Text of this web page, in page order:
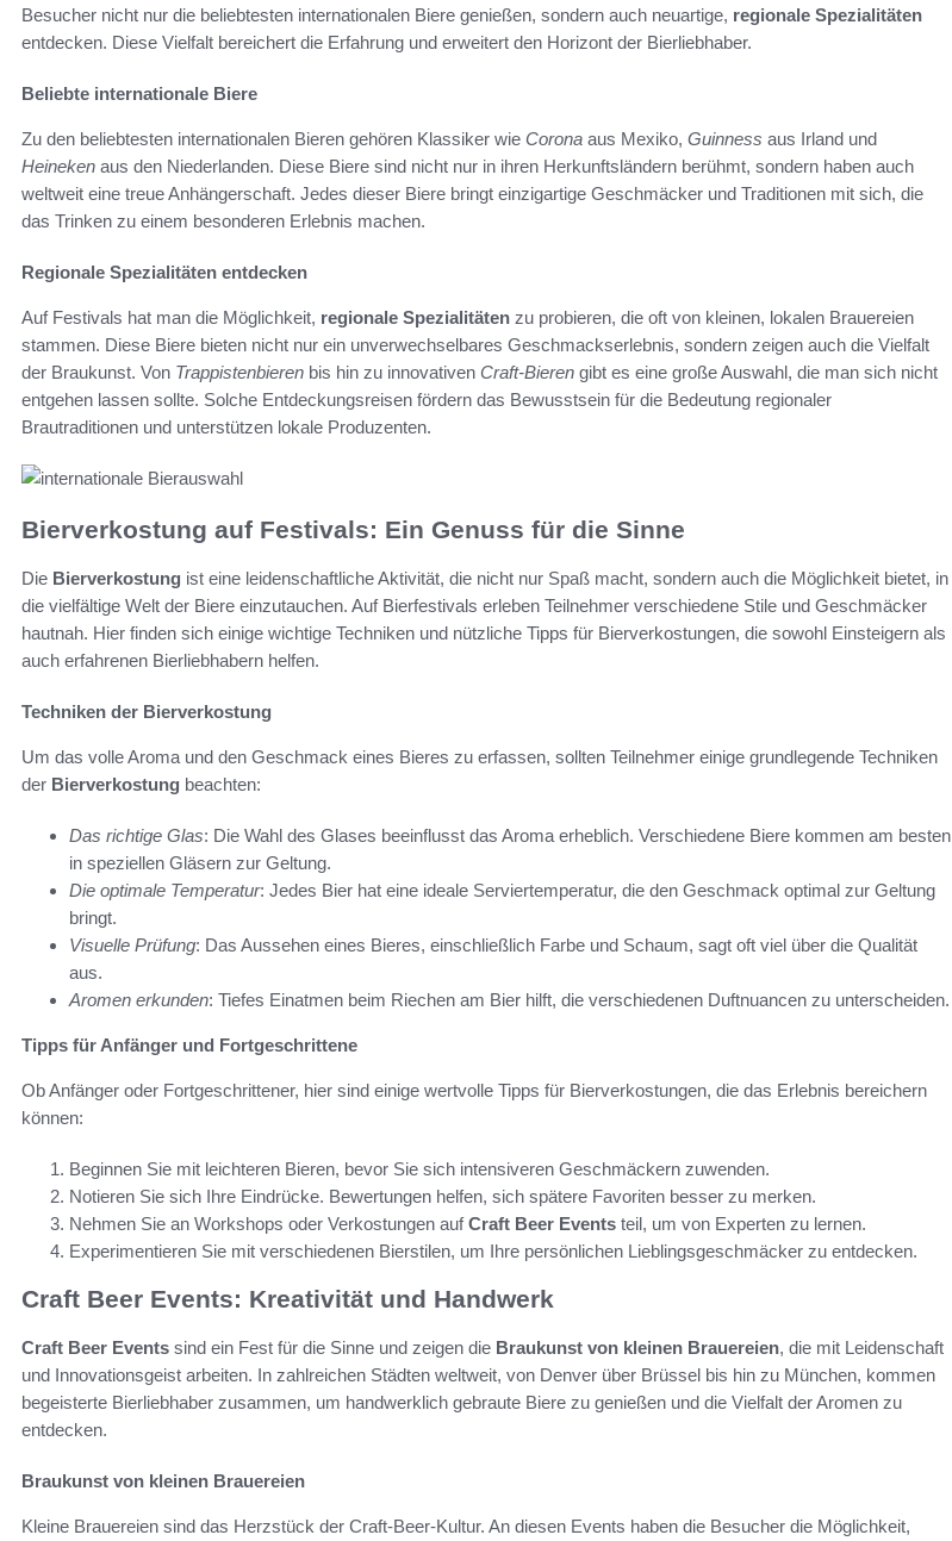
Besucher nicht nur die beliebtesten internationalen Biere genießen, sondern auch neuartige, regionale Spezialitäten
entdecken. Diese Vielfalt bereichert die Erfahrung und erweitert den Horizont der Bierliebhaber.
Beliebte internationale Biere
Zu den beliebtesten internationalen Bieren gehören Klassiker wie Corona aus Mexiko, Guinness aus Irland und
Heineken aus den Niederlanden. Diese Biere sind nicht nur in ihren Herkunftsländern berühmt, sondern haben auch
weltweit eine treue Anhängerschaft. Jedes dieser Biere bringt einzigartige Geschmäcker und Traditionen mit sich, die
das Trinken zu einem besonderen Erlebnis machen.
Regionale Spezialitäten entdecken
Auf Festivals hat man die Möglichkeit, regionale Spezialitäten zu probieren, die oft von kleinen, lokalen Brauereien
stammen. Diese Biere bieten nicht nur ein unverwechselbares Geschmackserlebnis, sondern zeigen auch die Vielfalt
der Braukunst. Von Trappistenbieren bis hin zu innovativen Craft-Bieren gibt es eine große Auswahl, die man sich nicht
entgehen lassen sollte. Solche Entdeckungsreisen fördern das Bewusstsein für die Bedeutung regionaler
Brautraditionen und unterstützen lokale Produzenten.
Bierverkostung auf Festivals: Ein Genuss für die Sinne
Die Bierverkostung ist eine leidenschaftliche Aktivität, die nicht nur Spaß macht, sondern auch die Möglichkeit bietet, in
die vielfältige Welt der Biere einzutauchen. Auf Bierfestivals erleben Teilnehmer verschiedene Stile und Geschmäcker
hautnah. Hier finden sich einige wichtige Techniken und nützliche Tipps für Bierverkostungen, die sowohl Einsteigern als
auch erfahrenen Bierliebhabern helfen.
Techniken der Bierverkostung
Um das volle Aroma und den Geschmack eines Bieres zu erfassen, sollten Teilnehmer einige grundlegende Techniken
der Bierverkostung beachten:
Das richtige Glas: Die Wahl des Glases beeinflusst das Aroma erheblich. Verschiedene Biere kommen am besten
in speziellen Gläsern zur Geltung.
Die optimale Temperatur: Jedes Bier hat eine ideale Serviertemperatur, die den Geschmack optimal zur Geltung
bringt.
Visuelle Prüfung: Das Aussehen eines Bieres, einschließlich Farbe und Schaum, sagt oft viel über die Qualität
aus.
Aromen erkunden: Tiefes Einatmen beim Riechen am Bier hilft, die verschiedenen Duftnuancen zu unterscheiden.
Tipps für Anfänger und Fortgeschrittene
Ob Anfänger oder Fortgeschrittener, hier sind einige wertvolle Tipps für Bierverkostungen, die das Erlebnis bereichern
können:
Beginnen Sie mit leichteren Bieren, bevor Sie sich intensiveren Geschmäckern zuwenden.
Notieren Sie sich Ihre Eindrücke. Bewertungen helfen, sich spätere Favoriten besser zu merken.
Nehmen Sie an Workshops oder Verkostungen aufCraft Beer Events teil, um von Experten zu lernen.
Experimentieren Sie mit verschiedenen Bierstilen, um Ihre persönlichen Lieblingsgeschmäcker zu entdecken.
Craft Beer Events: Kreativität und Handwerk
Craft Beer Events sind ein Fest für die Sinne und zeigen die Braukunst von kleinen Brauereien, die mit Leidenschaft
und Innovationsgeist arbeiten. In zahlreichen Städten weltweit, von Denver über Brüssel bis hin zu München, kommen
begeisterte Bierliebhaber zusammen, um handwerklich gebraute Biere zu genießen und die Vielfalt der Aromen zu
entdecken.
Braukunst von kleinen Brauereien
Kleine Brauereien sind das Herzstück der Craft-Beer-Kultur. An diesen Events haben die Besucher die Möglichkeit,